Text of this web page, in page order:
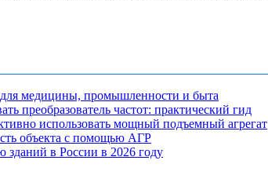
медицины, промышленности и быта
преобразователь частот: практический гид
использовать мощный подъемный агрегат
объекта с помощью АГР
в России в 2026 году